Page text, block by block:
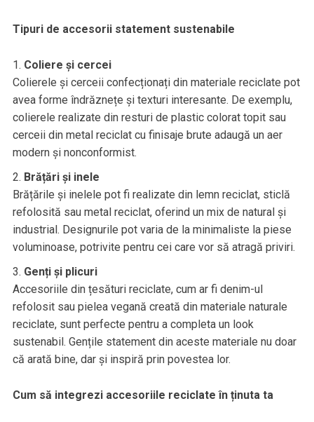
Tipuri de accesorii statement sustenabile
Coliere și cercei
Colierele și cerceii confecționați din materiale reciclate pot
avea forme îndrăznețe și texturi interesante. De exemplu,
colierele realizate din resturi de plastic colorat topit sau
cerceii din metal reciclat cu finisaje brute adaugă un aer
modern și nonconformist.
Brățări și inele
Brățările și inelele pot fi realizate din lemn reciclat, sticlă
refolosită sau metal reciclat, oferind un mix de natural și
industrial. Designurile pot varia de la minimaliste la piese
voluminoase, potrivite pentru cei care vor să atragă priviri.
Genți și plicuri
Accesoriile din țesături reciclate, cum ar fi denim-ul
refolosit sau pielea vegană creată din materiale naturale
reciclate, sunt perfecte pentru a completa un look
sustenabil. Gențile statement din aceste materiale nu doar
că arată bine, dar și inspiră prin povestea lor.
Cum să integrezi accesoriile reciclate în ținuta ta